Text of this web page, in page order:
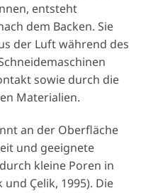
entsteht
dem Backen. Sie
der Luft während des
sowie durch die
Materialien.
an der Oberfläche
und geeignete
kleine Poren in
Çelik, 1995). Die